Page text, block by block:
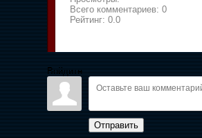
Всего комментариев: 0
Рейтинг: 0.0
Войдите:
Отправить